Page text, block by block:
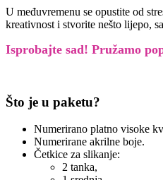
U međuvremenu se opustite od
kreativnost i stvorite nešto lijepo,
Isprobajte sad! Pružamo
Što je u paketu?
Numerirano platno visoke
Numerirane akrilne boje.
Četkice za slikanje:
2 tanka,